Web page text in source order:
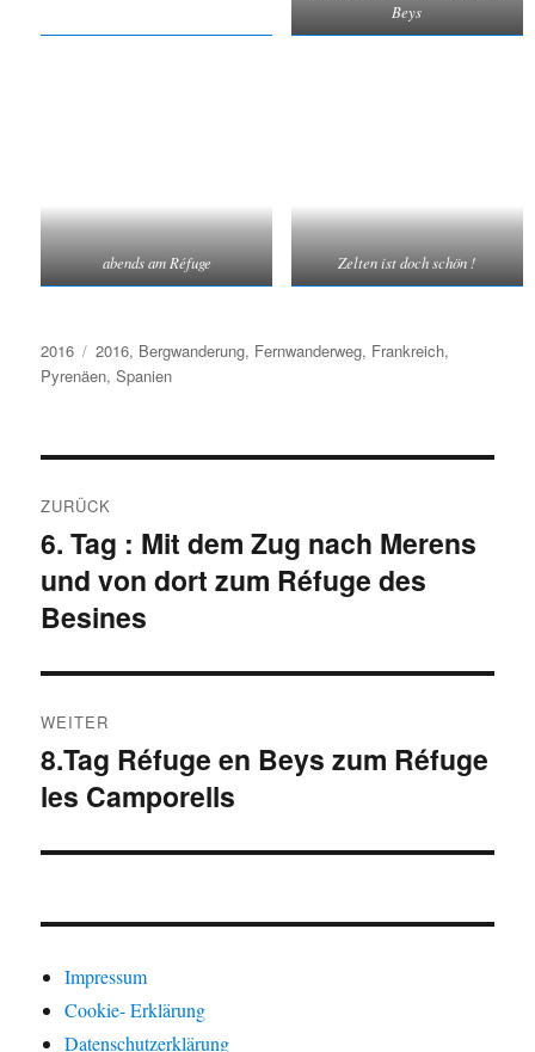
Beys
abends am Réfuge Zelten ist doch schön !
Kategorien
2016 Schlagwörter
2016, Bergwanderung, Fernwanderweg, Frankreich,
Pyrenäen,Spanien
ZURÜCK
Vorheriger
Beitrag:
6. Tag : Mit dem Zug nach Merens
und von dort zum Réfuge des
Besines
WEITER
Nächster
Beitrag:
8.Tag Réfuge en Beys zum Réfuge
les Camporells
Impressum
Cookie- Erklärung
Datenschutzerklärung